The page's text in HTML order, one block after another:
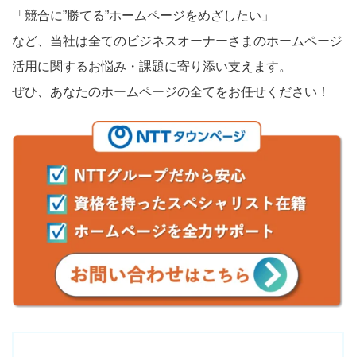
「競合に”勝てる”ホームページをめざしたい」
など、当社は全てのビジネスオーナーさまのホームページ
活用に関するお悩み・課題に寄り添い支えます。
ぜひ、あなたのホームページの全てをお任せください！